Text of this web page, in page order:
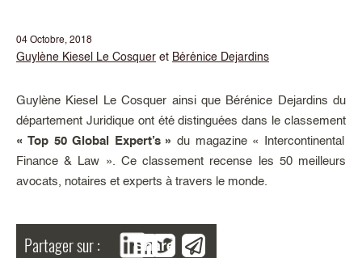
04 Octobre, 2018
Guylène Kiesel Le Cosquer et Bérénice Dejardins
Guylène Kiesel Le Cosquer ainsi que Bérénice Dejardins du
département Juridique ont été distinguées dans le classement
« Top 50 Global Expert’s » du magazine « Intercontinental
Finance & Law ». Ce classement recense les 50 meilleurs
avocats, notaires et experts à travers le monde.
Partager sur : Share